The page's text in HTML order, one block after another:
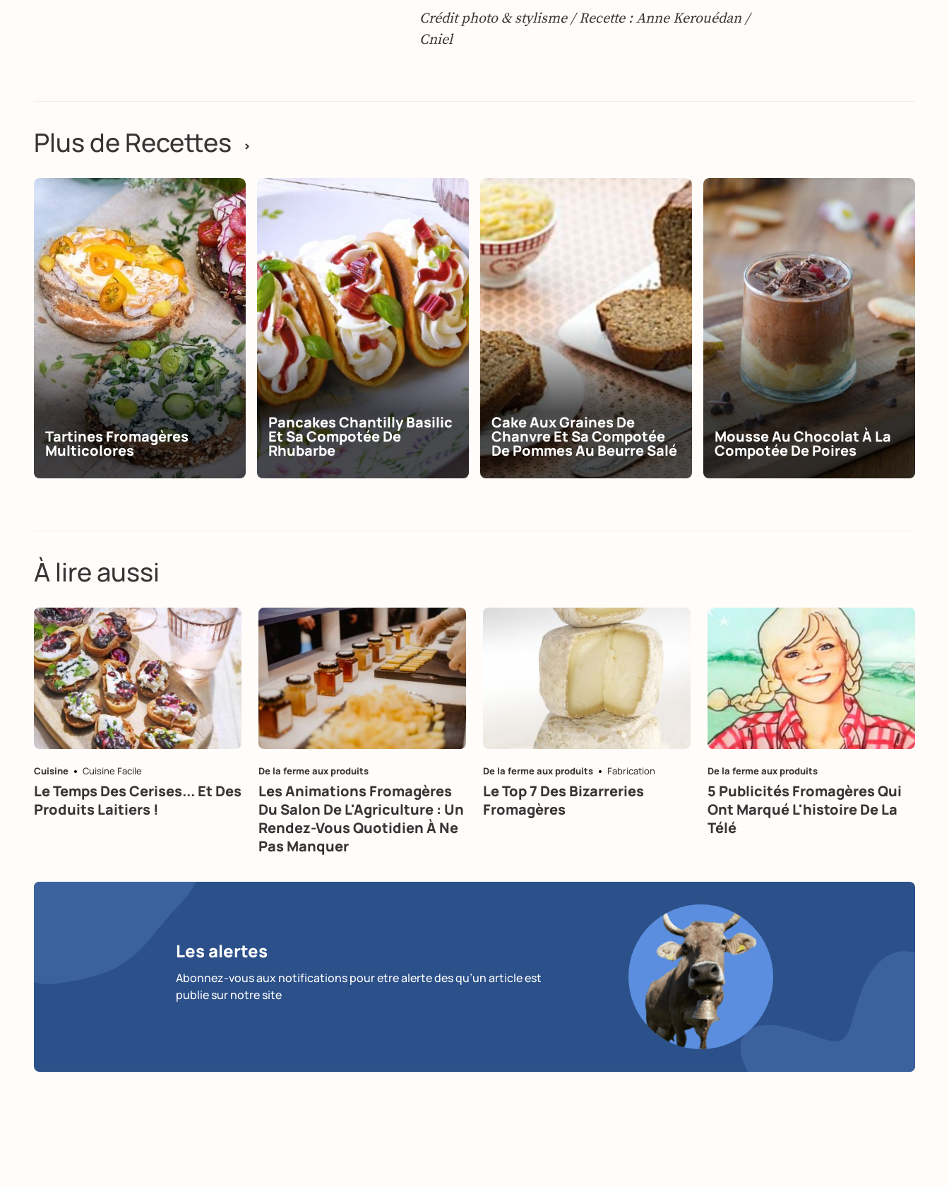
Crédit photo & stylisme / Recette : Anne Kerouédan /
Cniel
Plus de Recettes >
Tartines Fromagères
Multicolores
Pancakes Chantilly Basilic
Et Sa Compotée De
Rhubarbe
Cake Aux Graines De
Chanvre Et Sa Compotée
De Pommes Au Beurre Salé
Mousse Au Chocolat À La
Compotée De Poires
À lire aussi
Cuisine Cuisine Facile
Le Temps Des Cerises... Et Des
Produits Laitiers !
De la ferme aux produits
Les Animations Fromagères
Du Salon De L'Agriculture : Un
Rendez-Vous Quotidien À Ne
Pas Manquer
De la ferme aux produits Fabrication
Le Top 7 Des Bizarreries
Fromagères
De la ferme aux produits
5 Publicités Fromagères Qui
Ont Marqué L'histoire De La
Télé
Les alertes
Abonnez-vous aux notifications pour etre alerte des qu’un article est
publie sur notre site